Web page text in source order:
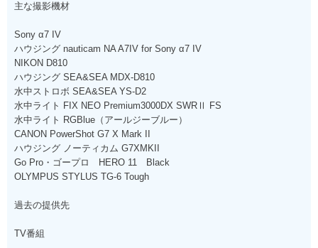
主な撮影機材
Sony α7 IV
ハウジング nauticam NA A7IV for Sony α7 IV
NIKON D810
ハウジング SEA&SEA MDX-D810
水中ストロボ SEA&SEA YS-D2
水中ライト FIX NEO Premium3000DX SWRⅡ FS
水中ライト RGBlue（アールジーブルー）
CANON PowerShot G7 X Mark II
ハウジング ノーティカム G7XMKII
Go Pro・ゴープロ HERO 11 Black
OLYMPUS STYLUS TG-6 Tough
過去の提供先
TV番組